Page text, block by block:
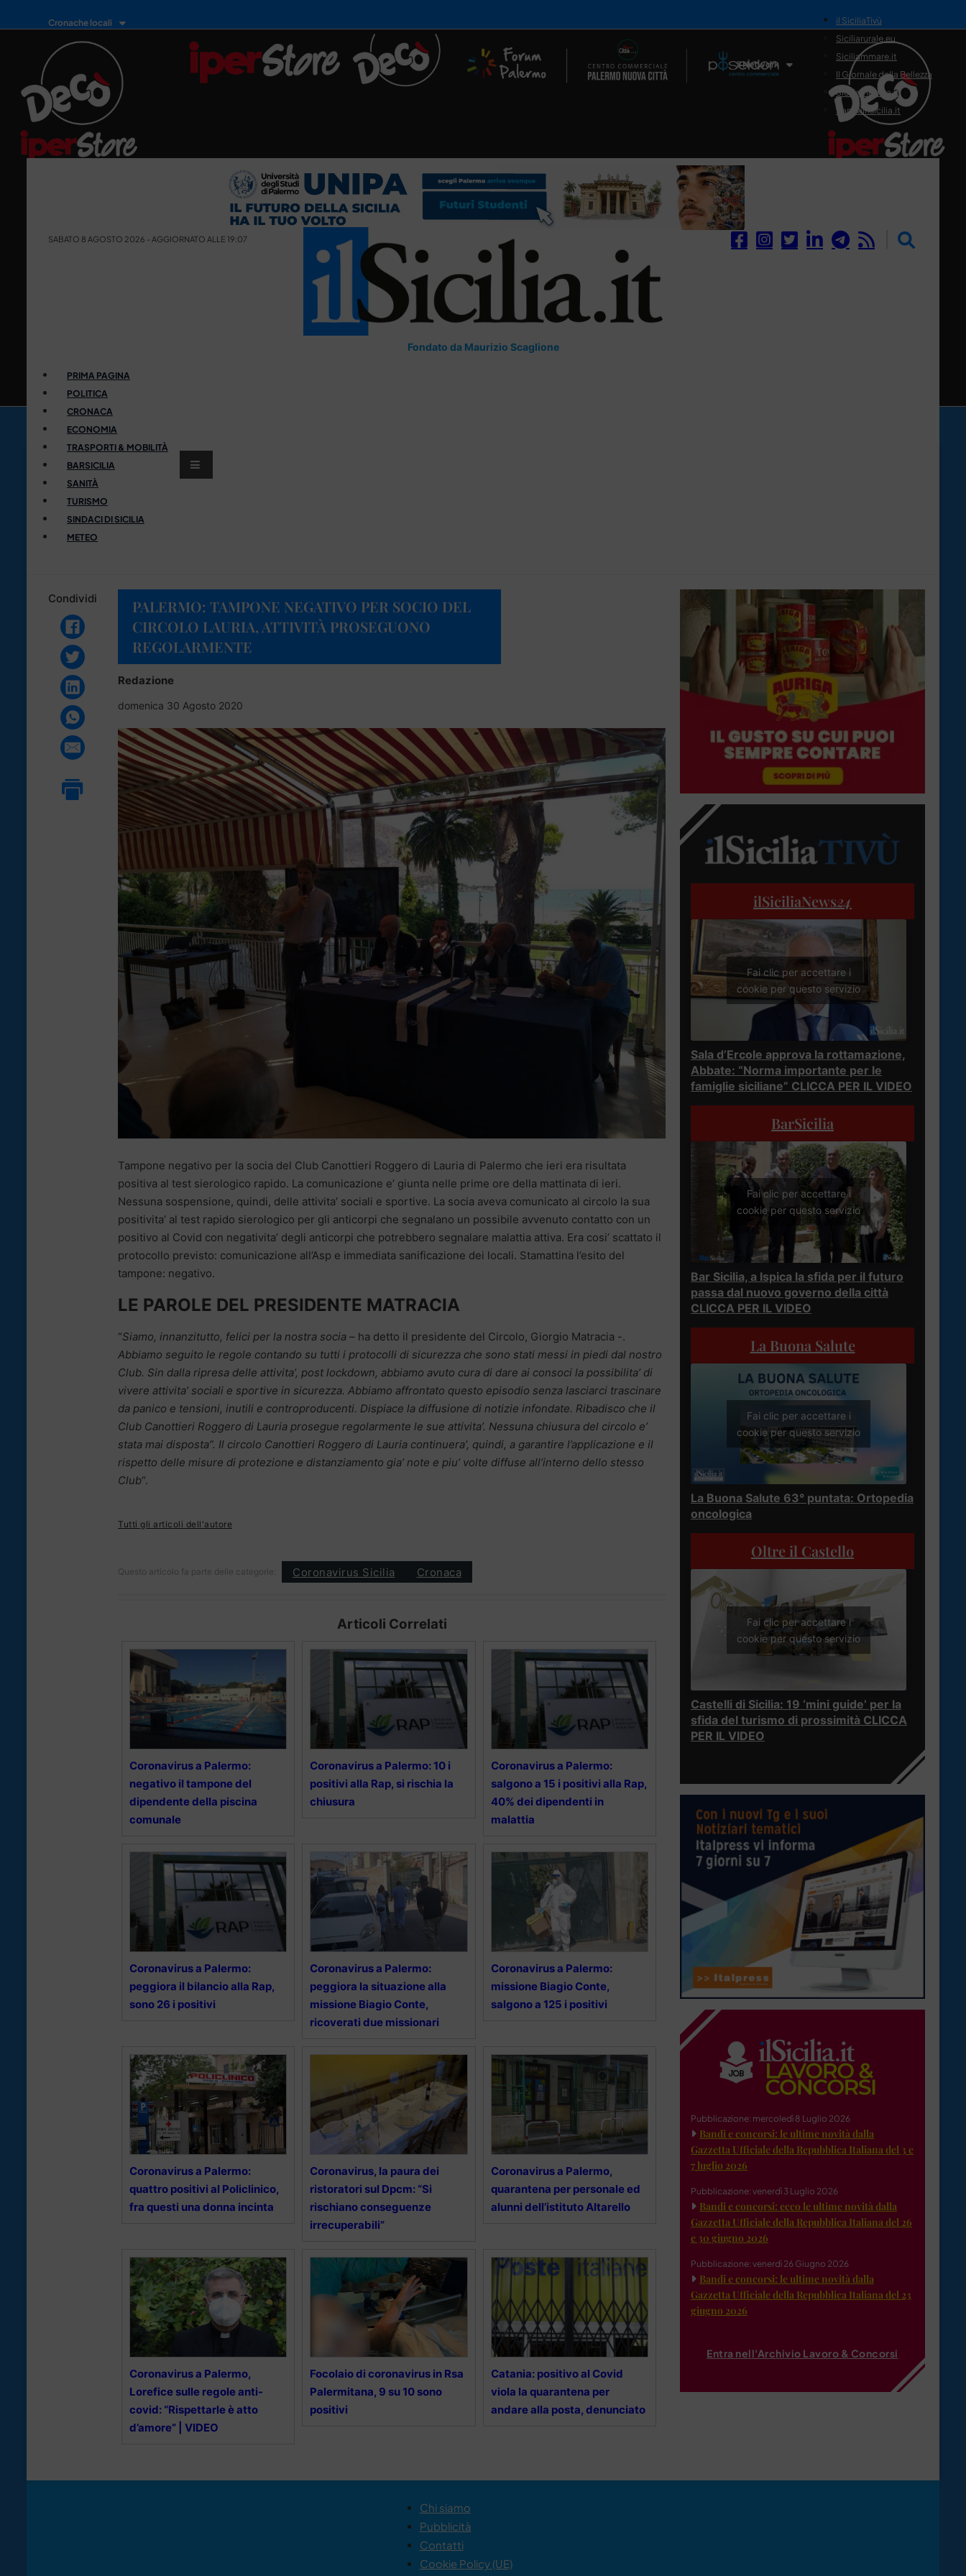
Cronache locali
Il Network
il SiciliaTivù
Siciliarurale.eu
Siciliammare.it
Il Giornale della Bellezza
Siciliamedica.it
Sanitainsicilia.it
SABATO 8 AGOSTO 2026 - AGGIORNATO ALLE 19:07
Fondato da Maurizio Scaglione
PRIMA PAGINA
POLITICA
CRONACA
ECONOMIA
TRASPORTI & MOBILITÀ
BARSICILIA
SANITÀ
TURISMO
SINDACI DI SICILIA
METEO
Condividi
PALERMO: TAMPONE NEGATIVO PER SOCIO DEL
CIRCOLO LAURIA, ATTIVITÀ PROSEGUONO
REGOLARMENTE
Redazione
domenica 30 Agosto 2020
Tampone negativo per la socia del Club Canottieri Roggero di Lauria di Palermo che ieri era risultata
positiva al test sierologico rapido. La comunicazione e’ giunta nelle prime ore della mattinata di ieri.
Nessuna sospensione, quindi, delle attivita’ sociali e sportive. La socia aveva comunicato al circolo la sua
positivita’ al test rapido sierologico per gli anticorpi che segnalano un possibile avvenuto contatto con un
positivo al Covid con negativita’ degli anticorpi che potrebbero segnalare malattia attiva. Era cosi’ scattato il
protocollo previsto: comunicazione all’Asp e immediata sanificazione dei locali. Stamattina l’esito del
tampone: negativo.
LE PAROLE DEL PRESIDENTE MATRACIA
“Siamo, innanzitutto, felici per la nostra socia – ha detto il presidente del Circolo, Giorgio Matracia -.
Abbiamo seguito le regole contando su tutti i protocolli di sicurezza che sono stati messi in piedi dal nostro
Club. Sin dalla ripresa delle attivita’, post lockdown, abbiamo avuto cura di dare ai consoci la possibilita’ di
vivere attivita’ sociali e sportive in sicurezza. Abbiamo affrontato questo episodio senza lasciarci trascinare
da panico e tensioni, inutili e controproducenti. Dispiace la diffusione di notizie infondate. Ribadisco che il
Club Canottieri Roggero di Lauria prosegue regolarmente le sue attivita’. Nessuna chiusura del circolo e’
stata mai disposta”. Il circolo Canottieri Roggero di Lauria continuera’, quindi, a garantire l’applicazione e il
rispetto delle misure di protezione e distanziamento gia’ note e piu’ volte diffuse all’interno dello stesso
Club“.
Tutti gli articoli dell'autore
Questo articolo fa parte delle categorie: Coronavirus Sicilia Cronaca
Articoli Correlati
Coronavirus a Palermo:
negativo il tampone del
dipendente della piscina
comunale
Coronavirus a Palermo: 10 i
positivi alla Rap, si rischia la
chiusura
Coronavirus a Palermo:
salgono a 15 i positivi alla Rap,
40% dei dipendenti in
malattia
Coronavirus a Palermo:
peggiora il bilancio alla Rap,
sono 26 i positivi
Coronavirus a Palermo:
peggiora la situazione alla
missione Biagio Conte,
ricoverati due missionari
Coronavirus a Palermo:
missione Biagio Conte,
salgono a 125 i positivi
Coronavirus a Palermo:
quattro positivi al Policlinico,
fra questi una donna incinta
Coronavirus, la paura dei
ristoratori sul Dpcm: “Si
rischiano conseguenze
irrecuperabili”
Coronavirus a Palermo,
quarantena per personale ed
alunni dell’istituto Altarello
Coronavirus a Palermo,
Lorefice sulle regole anti-
covid: “Rispettarle è atto
d’amore” | VIDEO
Focolaio di coronavirus in Rsa
Palermitana, 9 su 10 sono
positivi
Catania: positivo al Covid
viola la quarantena per
andare alla posta, denunciato
ilSiciliaNews24
Fai clic per accettare i
cookie per questo servizio
Sala d’Ercole approva la rottamazione,
Abbate: “Norma importante per le
famiglie siciliane” CLICCA PER IL VIDEO
BarSicilia
Fai clic per accettare i
cookie per questo servizio
Bar Sicilia, a Ispica la sfida per il futuro
passa dal nuovo governo della città
CLICCA PER IL VIDEO
La Buona Salute
Fai clic per accettare i
cookie per questo servizio
La Buona Salute 63° puntata: Ortopedia
oncologica
Oltre il Castello
Fai clic per accettare i
cookie per questo servizio
Castelli di Sicilia: 19 ‘mini guide’ per la
sfida del turismo di prossimità CLICCA
PER IL VIDEO
Pubblicazione: mercoledì 8 Luglio 2026
Bandi e concorsi: le ultime novità dalla
Gazzetta Ufficiale della Repubblica Italiana del 3 e
7 luglio 2026
Pubblicazione: venerdì 3 Luglio 2026
Bandi e concorsi: ecco le ultime novità dalla
Gazzetta Ufficiale della Repubblica Italiana del 26
e 30 giugno 2026
Pubblicazione: venerdì 26 Giugno 2026
Bandi e concorsi: le ultime novità dalla
Gazzetta Ufficiale della Repubblica Italiana del 23
giugno 2026
Entra nell'Archivio Lavoro & Concorsi
Chi siamo
Pubblicità
Contatti
Cookie Policy (UE)